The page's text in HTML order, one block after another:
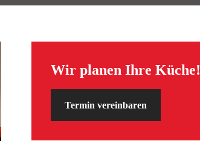
Wir planen Ihre Küche!
Termin vereinbaren